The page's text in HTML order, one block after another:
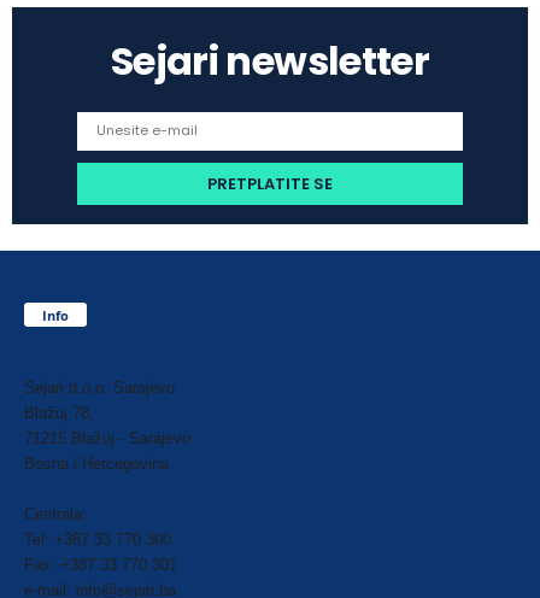
Sejari newsletter
Info
Sejari d.o.o. Sarajevo
Blažuj 78,
71215 Blažuj - Sarajevo
Bosna i Hercegovina
Centrala:
Tel: +387 33 770 300
Fax: +387 33 770 301
e-mail: info@sejari.ba